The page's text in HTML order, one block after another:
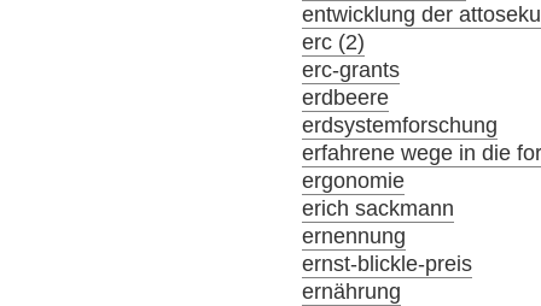
entwicklung der
erc (2)
erc-grants
erdbeere
erdsystemforschung
erfahrene wege in die
ergonomie
erich sackmann
ernennung
ernst-blickle-preis
ernährung